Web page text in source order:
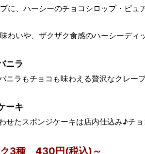
に、ハーシーのチョコシロップ・ピ
わいや、ザクザク食感のハーシーディ
ニラ
ニラもチョコも味わえる贅沢なクレー
ーキ
せたスポンジケーキは店内仕込み♪チ
ク3種 430円(税込)～